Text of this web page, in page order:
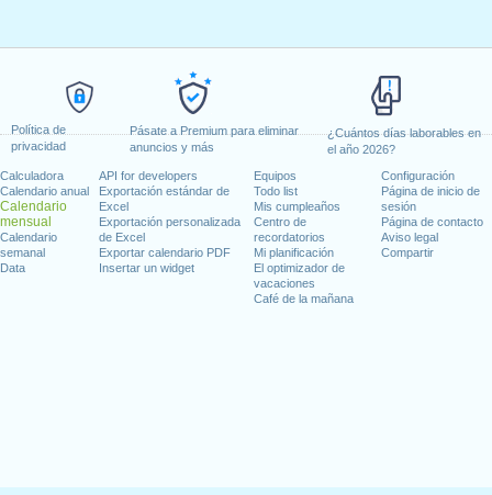
Política de
privacidad
Pásate a Premium para eliminar
anuncios y más
¿Cuántos días laborables en
el año 2026?
Calculadora
Calendario anual
Calendario
mensual
Calendario
semanal
Data
API for developers
Exportación estándar de
Excel
Exportación personalizada
de Excel
Exportar calendario PDF
Insertar un widget
Equipos
Todo list
Mis cumpleaños
Centro de
recordatorios
Mi planificación
El optimizador de
vacaciones
Café de la mañana
Configuración
Página de inicio de
sesión
Página de contacto
Aviso legal
Compartir